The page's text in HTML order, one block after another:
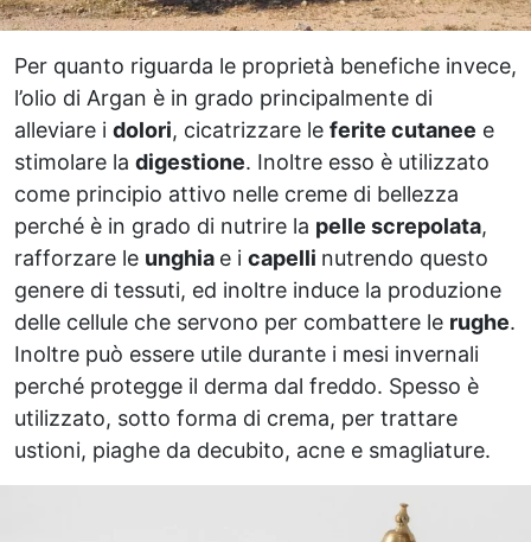
Per quanto riguarda le proprietà benefiche invece,
l’olio di Argan è in grado principalmente di
alleviare i dolori, cicatrizzare le ferite cutanee e
stimolare la digestione. Inoltre esso è utilizzato
come principio attivo nelle creme di bellezza
perché è in grado di nutrire la pelle screpolata,
rafforzare le unghia e i capelli nutrendo questo
genere di tessuti, ed inoltre induce la produzione
delle cellule che servono per combattere le rughe.
Inoltre può essere utile durante i mesi invernali
perché protegge il derma dal freddo. Spesso è
utilizzato, sotto forma di crema, per trattare
ustioni, piaghe da decubito, acne e smagliature.